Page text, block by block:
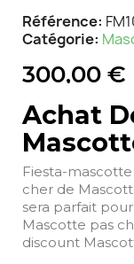
Référence
Catégorie
300,00 €
Achat
Fiesta-
cher de
sera parfait
Mascotte pas
discount